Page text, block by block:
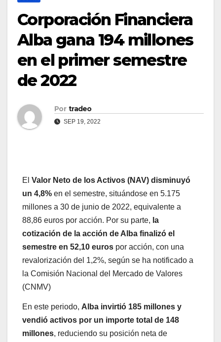
Corporación Financiera
Alba gana 194 millones
en el primer semestre
de 2022
Por tradeo
SEP 19, 2022
El Valor Neto de los Activos (NAV) disminuyó
un 4,8% en el semestre, situándose en 5.175
millones a 30 de junio de 2022, equivalente a
88,86 euros por acción. Por su parte, la
cotización de la acción de Alba finalizó el
semestre en 52,10 euros por acción, con una
revalorización del 1,2%, según se ha notificado a
la Comisión Nacional del Mercado de Valores
(CNMV)
En este periodo, Alba invirtió 185 millones y
vendió activos por un importe total de 148
millones, reduciendo su posición neta de